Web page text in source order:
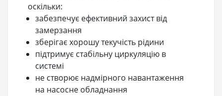
оскільки:
забезпечує ефективний захист від
замерзання
зберігає хорошу текучість рідини
підтримує стабільну циркуляцію в
системі
не створює надмірного навантаження
на насосне обладнання